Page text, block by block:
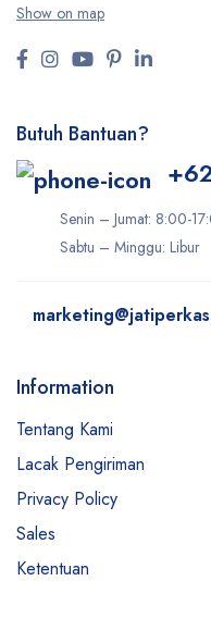
Show on map
Butuh Bantuan?
Senin – Jumat: 8:00-
Sabtu – Minggu: Libur
Information
Tentang Kami
Lacak Pengiriman
Privacy Policy
Sales
Ketentuan